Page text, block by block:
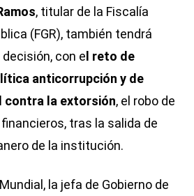
, titular de la Fiscalía
(FGR), también tendrá
con el reto de
anticorrupción y de
contra la extorsión, el robo de
tras la salida de
de la institución.
la jefa de Gobierno de